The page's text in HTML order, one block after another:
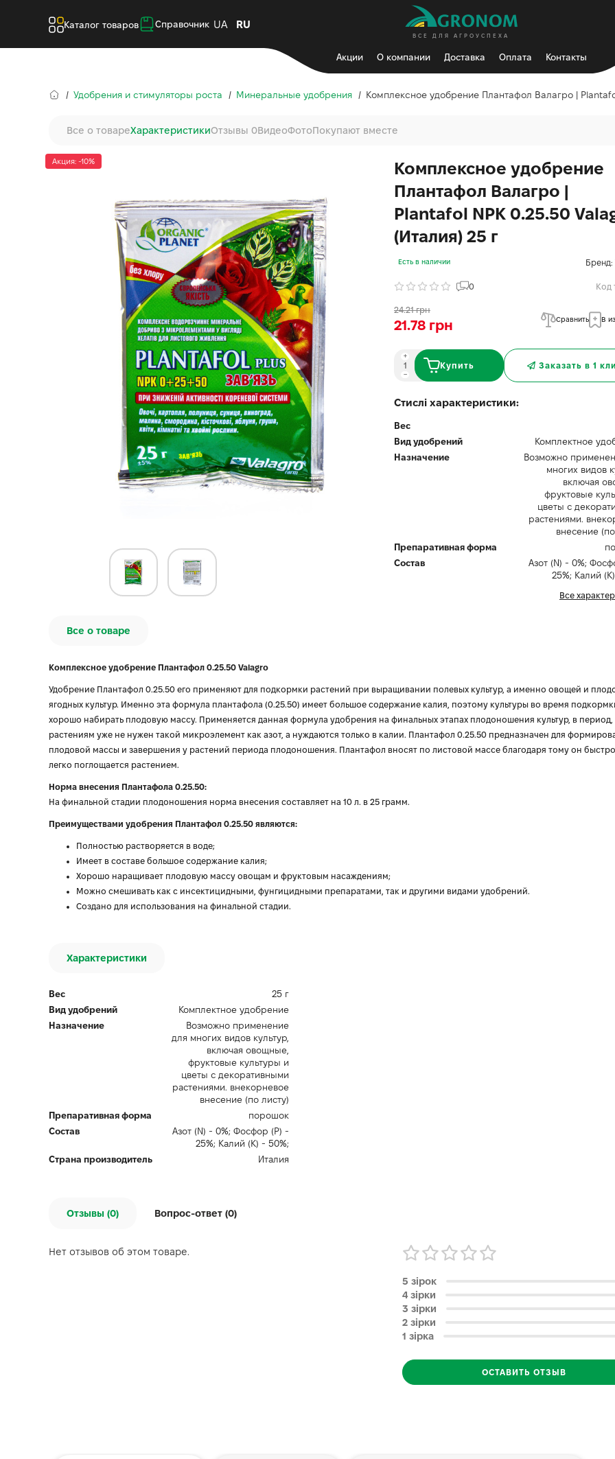
Каталог товаров Справочник UA RU
ВСЕ ДЛЯ АГРОУСПЕХА
Акции О компании Доставка Оплата Контакты
Удобрения и стимуляторы роста Минеральные удобрения Комплексное удобрение Плантафол Валагро |
Все о товареХарактеристикиОтзывы 0ВидеоФотоПокупают вместе
Акция: -10%
Комплексное удобрение
Плантафол Валагро |
Plantafol NPK 0.25.50
(Италия) 25 г
Есть в наличии Бренд:
0 Код
24.21 грн
21.78 грн Сравнить В
Купить Заказать в 1
Стислі характеристики:
Вес
Вид удобрений
Комплектное
Назначение
Возможно
многих видов
включая
фруктовые
цветы с
растениями.
внесение
Препаративная форма
Состав
Азот (N) - 0%;
25%; Калий
Все
Все о товаре
Комплексное удобрение Плантафол 0.25.50 Valagro
Удобрение Плантафол 0.25.50 его применяют для подкормки растений при выращивании полевых культур, а именно овощей и
ягодных культур. Именно эта формула плантафола (0.25.50) имеет большое содержание калия, поэтому культуры во время
хорошо набирать плодовую массу. Применяется данная формула удобрения на финальных этапах плодоношения культур, в период,
растениям уже не нужен такой микроэлемент как азот, а нуждаются только в калии. Плантафол 0.25.50 предназначен для
плодовой массы и завершения у растений периода плодоношения. Плантафол вносят по листовой массе благодаря тому он
легко поглощается растением.
Норма внесения Плантафола 0.25.50:
На финальной стадии плодоношения норма внесения составляет на 10 л. в 25 грамм.
Преимуществами удобрения Плантафол 0.25.50 являются:
Полностью растворяется в воде;
Имеет в составе большое содержание калия;
Хорошо наращивает плодовую массу овощам и фруктовым насаждениям;
Можно смешивать как с инсектицидными, фунгицидными препаратами, так и другими видами удобрений.
Создано для использования на финальной стадии.
Характеристики
Вес
25 г
Вид удобрений
Комплектное удобрение
Назначение
Возможно применение
для многих видов культур,
включая овощные,
фруктовые культуры и
цветы с декоративными
растениями. внекорневое
внесение (по листу)
Препаративная форма
порошок
Состав
Азот (N) - 0%; Фосфор (P) -
25%; Калий (K) - 50%;
Страна производитель
Италия
Отзывы (0) Вопрос-ответ (0)
Нет отзывов об этом товаре.
5 зірок
4 зірки
3 зірки
2 зірки
1 зірка
ОСТАВИТЬ ОТЗЫВ